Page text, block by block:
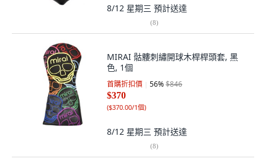
8/12 星期三 預計送達
(8)
MIRAI 骷髏刺繡開球木桿桿頭套, 黑
色, 1個
首購折扣價 56%$846
$370
($370.00/1個)
8/12 星期三 預計送達
(8)